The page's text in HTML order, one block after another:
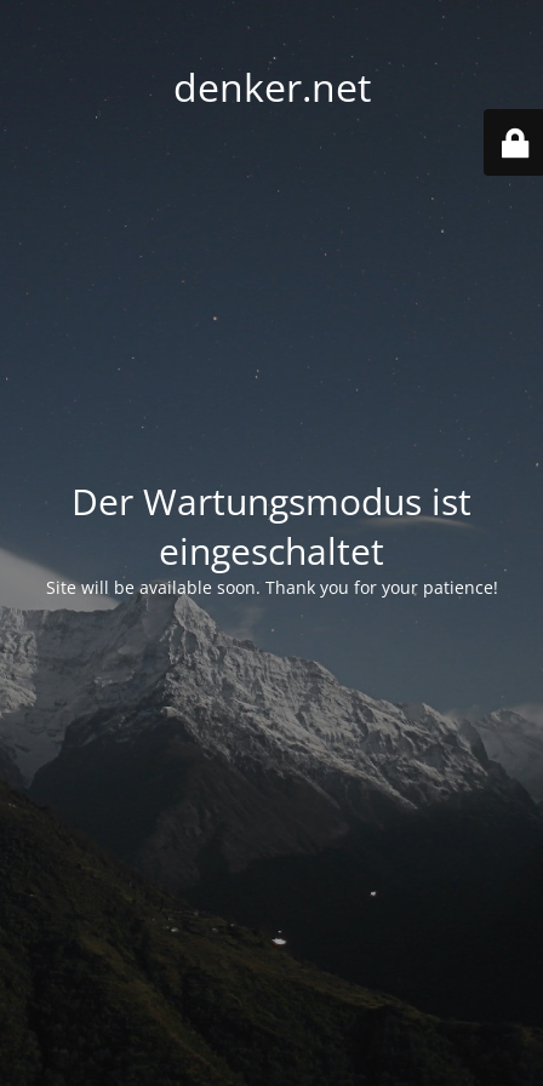
denker.net
Der Wartungsmodus ist
eingeschaltet
Site will be available soon. Thank you for your patience!